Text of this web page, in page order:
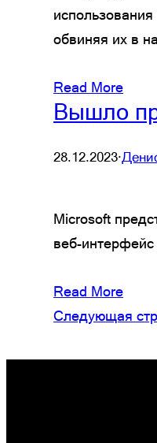
обвиняя их в
Read More
Вышло
28.12.2023·
Microsoft
веб-
Read More
Следующая